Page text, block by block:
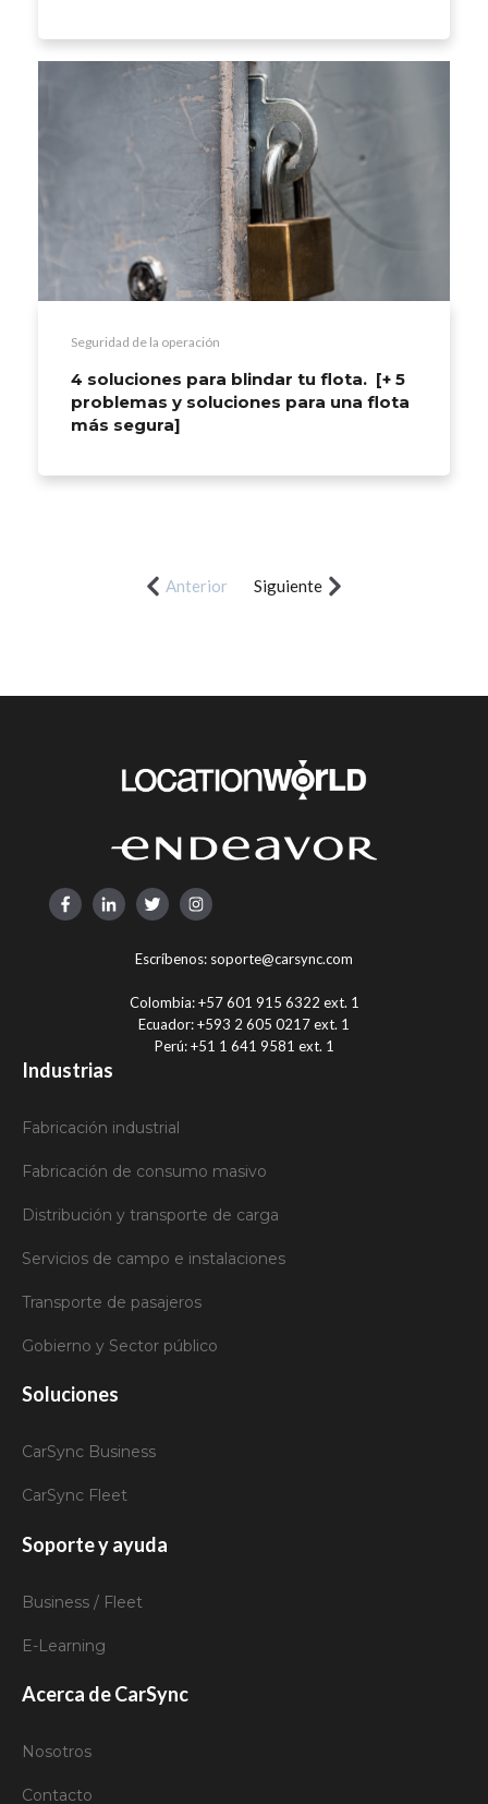
Seguridad de la operación
4 soluciones para blindar tu flota. [+ 5
problemas y soluciones para una flota
más segura]
Anterior Siguiente
Escríbenos: soporte@carsync.com
Colombia:+57 601 915 6322 ext. 1
Ecuador:+593 2 605 0217 ext. 1
Perú:+51 1 641 9581 ext. 1
Industrias
Fabricación industrial
Fabricación de consumo masivo
Distribución y transporte de carga
Servicios de campo e instalaciones
Transporte de pasajeros
Gobierno y Sector público
Soluciones
CarSync Business
CarSync Fleet
Soporte y ayuda
Business / Fleet
E-Learning
Acerca de CarSync
Nosotros
Contacto